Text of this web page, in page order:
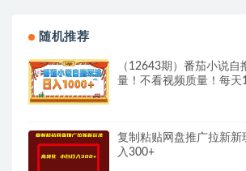
随机推荐
（12643期）番茄小说
量！不看视频质量！每天
复制粘贴网盘推广拉新新
入300+